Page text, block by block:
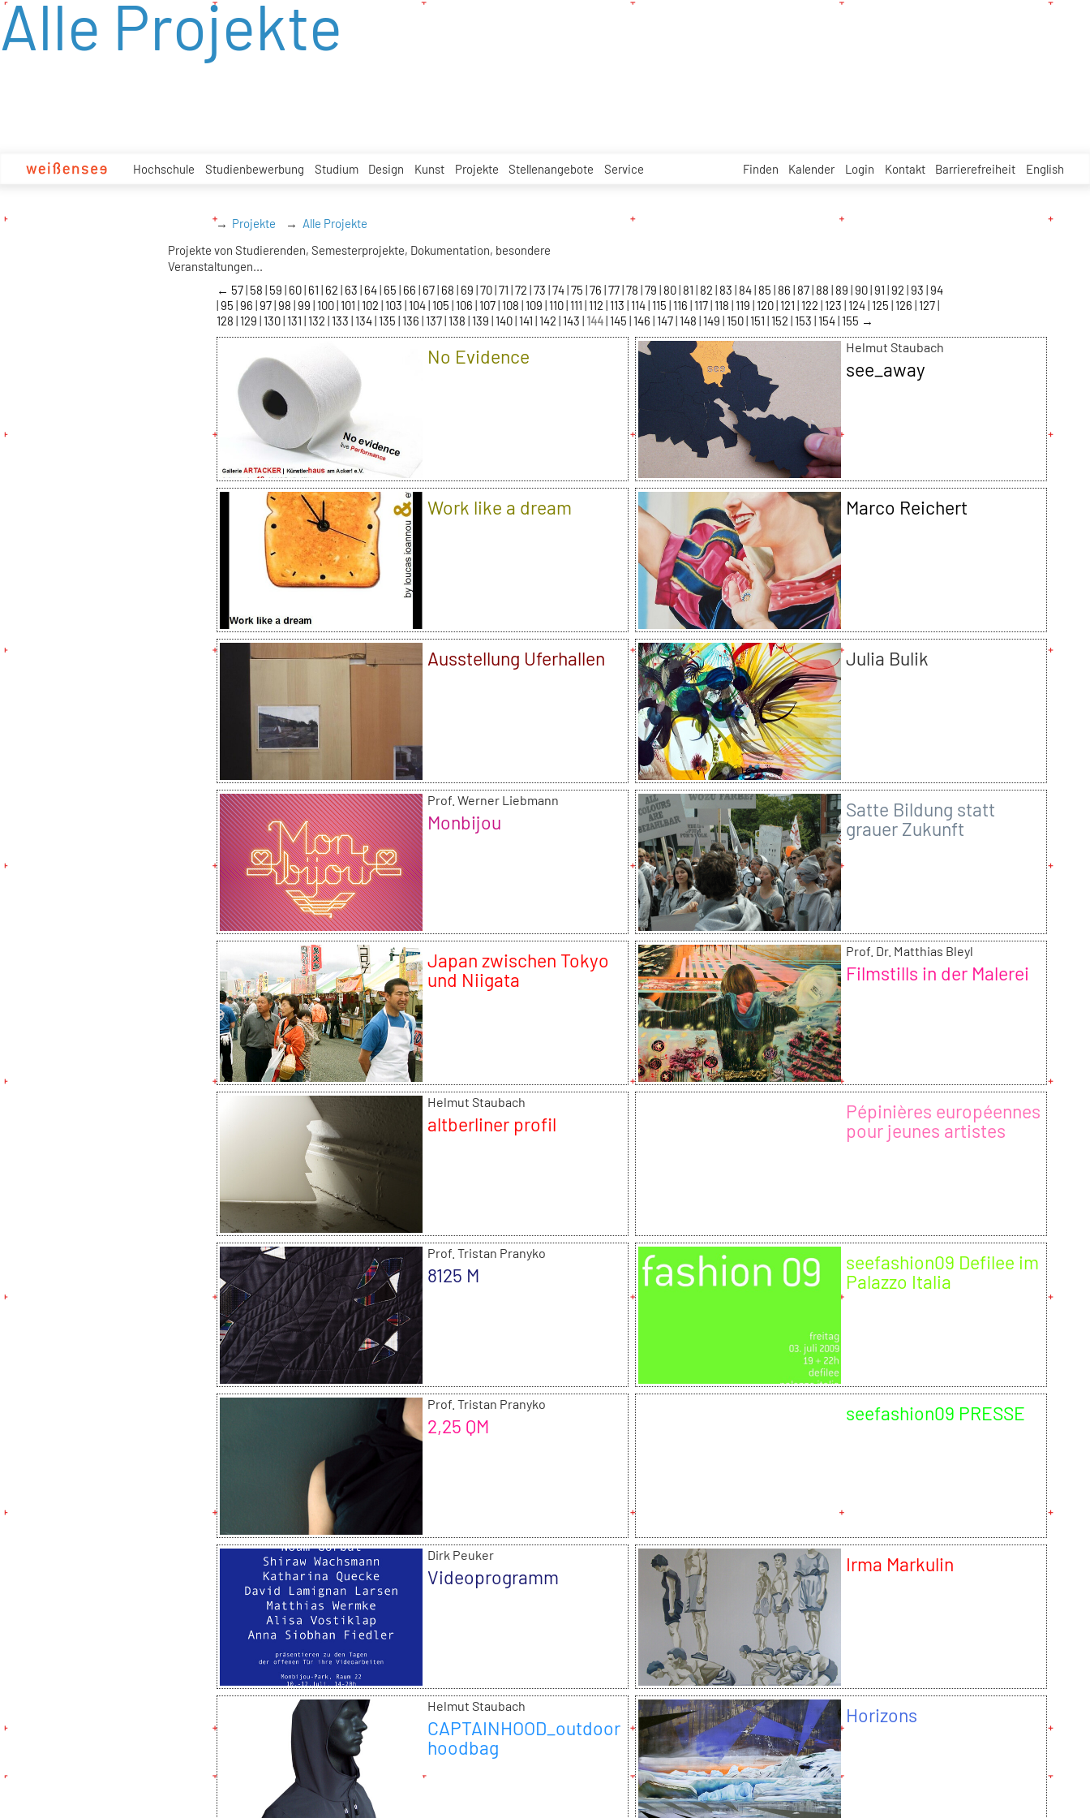
zum
Inhalt
Hochschule Studienbewerbung Studium Design Kunst Projekte Stellenangebote Service Finden Kalender Login Kontakt Barrierefreiheit English
Alle Projekte
Projekte
Alle Projekte
Projekte von Studierenden, Semesterprojekte, Dokumentation, besondere
Veranstaltungen...
← 57 58 59 60 61 62 63 64 65 66 67 68 69 70 71 72 73 74 75 76 77 78 79 80 81 82 83 84 85 86 87 88 89 90 91 92 93 94
95 96 97 98 99 100 101 102 103 104 105 106 107 108 109 110 111 112 113 114 115 116 117 118 119 120 121 122 123 124 125 126 127
128 129 130 131 132 133 134 135 136 137 138 139 140 141 142 143 144 145 146 147 148 149 150 151 152 153 154 155 →
No Evidence
Work like a dream
Ausstellung Uferhallen
Prof. Werner Liebmann
Monbijou
Japan zwischen Tokyo
und Niigata
Helmut Staubach
altberliner profil
Prof. Tristan Pranyko
8125 M
Prof. Tristan Pranyko
2,25 QM
Dirk Peuker
Videoprogramm
Helmut Staubach
CAPTAINHOOD_outdoor
hoodbag
Helmut Staubach
see_away
Marco Reichert
Julia Bulik
Satte Bildung statt
grauer Zukunft
Prof. Dr. Matthias Bleyl
Filmstills in der Malerei
Pépinières européennes
pour jeunes artistes
seefashion09 Defilee im
Palazzo Italia
seefashion09 PRESSE
Irma Markulin
Horizons